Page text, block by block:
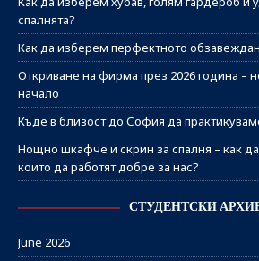
спалнята?
Как да изберем перфектното
Откриване на фирма през 2026 година –
начало
Къде в близост до София да
Нощно шкафче и скрин за спалня – как
които да работят добре за нас?
СТУДЕНТСКИ
June 2026